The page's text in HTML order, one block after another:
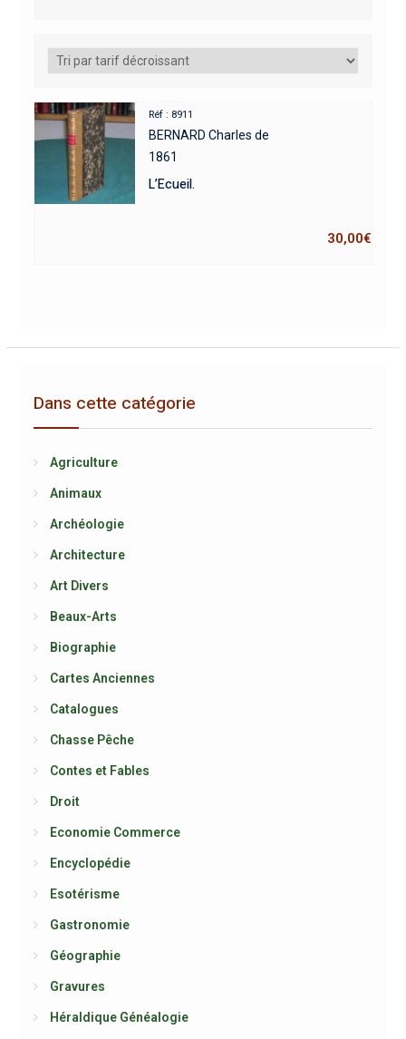
Réf : 8911
BERNARD Charles de
1861
L’Ecueil.
30,00€
Dans cette catégorie
Agriculture
Animaux
Archéologie
Architecture
Art Divers
Beaux-Arts
Biographie
Cartes Anciennes
Catalogues
Chasse Pêche
Contes et Fables
Droit
Economie Commerce
Encyclopédie
Esotérisme
Gastronomie
Géographie
Gravures
Héraldique Généalogie